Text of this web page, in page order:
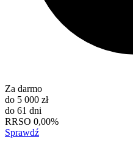
Za darmo
do 5 000 zł
do 61 dni
RRSO 0,00%
Sprawdź